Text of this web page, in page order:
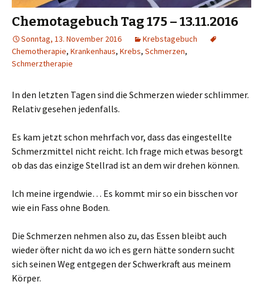
Chemotagebuch Tag 175 – 13.11.2016
Sonntag, 13. November 2016
Krebstagebuch
Chemotherapie, Krankenhaus, Krebs, Schmerzen,
Schmerztherapie
In den letzten Tagen sind die Schmerzen wieder schlimmer.
Relativ gesehen jedenfalls.
Es kam jetzt schon mehrfach vor, dass das eingestellte
Schmerzmittel nicht reicht. Ich frage mich etwas besorgt
ob das das einzige Stellrad ist an dem wir drehen können.
Ich meine irgendwie… Es kommt mir so ein bisschen vor
wie ein Fass ohne Boden.
Die Schmerzen nehmen also zu, das Essen bleibt auch
wieder öfter nicht da wo ich es gern hätte sondern sucht
sich seinen Weg entgegen der Schwerkraft aus meinem
Körper.